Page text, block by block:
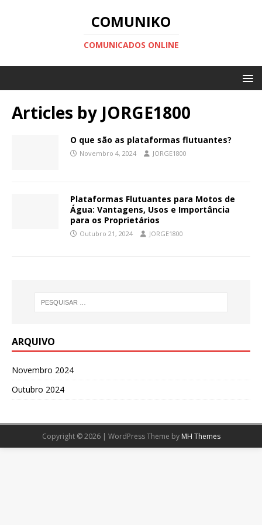
COMUNIKO
COMUNICADOS ONLINE
Articles by JORGE1800
O que são as plataformas flutuantes?
Novembro 4, 2024 JORGE1800
Plataformas Flutuantes para Motos de
Água: Vantagens, Usos e Importância
para os Proprietários
Outubro 21, 2024 JORGE1800
ARQUIVO
Novembro 2024
Outubro 2024
Copyright © 2026 | WordPress Theme by MH Themes